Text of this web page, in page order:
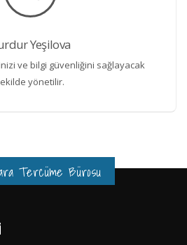
Yeşilova
ve bilgi güvenliğini sağlayacak
yönetilir.
Tercüme Bürosu